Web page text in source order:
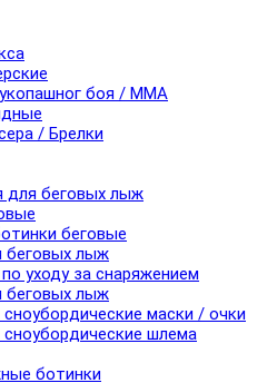
боя / ММА
/ Брелки
для беговых лыж
беговые
беговых лыж
уходу за снаряжением
беговых лыж
маски / очки
шлема
ботинки